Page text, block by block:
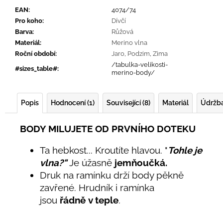
EAN:
4074/74
Pro koho:
Dívčí
Barva:
Růžová
Materiál:
Merino vlna
Roční období: Jaro Podzim Zima
#sizes_table#:
/tabulka-velikosti-
merino-body/
Popis Hodnocení (1) Související (8) Materiál
BODY MILUJETE OD PRVNÍHO DOTEKU
Ta hebkost... Kroutíte hlavou. "Tohle je
vlna?" Je úžasně jemňoučká.
Druk na ramínku drží body pěkně
zavřené. Hrudník i ramínka
jsou řádně v teple.